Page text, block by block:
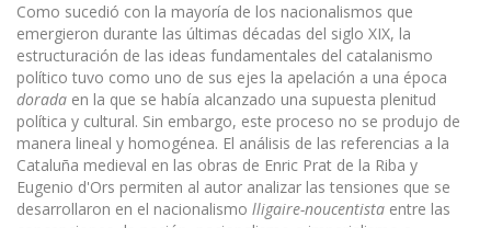
Como sucedió con la mayoría de los nacionalismos que
emergieron durante las últimas décadas del siglo XIX, la
estructuración de las ideas fundamentales del catalanismo
político tuvo como uno de sus ejes la apelación a una época
dorada en la que se había alcanzado una supuesta plenitud
política y cultural. Sin embargo, este proceso no se produjo de
manera lineal y homogénea. El análisis de las referencias a la
Cataluña medieval en las obras de Enric Prat de la Riba y
Eugenio d'Ors permiten al autor analizar las tensiones que se
desarrollaron en el nacionalismo lligaire-noucentista entre las